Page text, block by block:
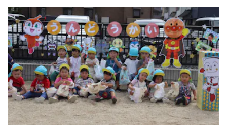
広いお庭と新しい園舎が魅力的です
すぎのこハウジングが建設した木にあふれる園舎です。床暖房、
次亜塩素酸による空気清浄機等施設設備が充実しています。